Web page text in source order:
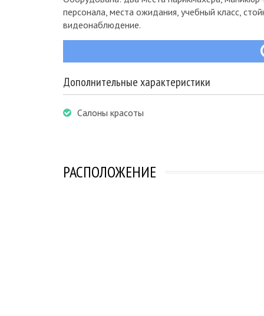
персонала, места ожидания, учебный класс,
видеонаблюдение.
Дополнительные характеристики
Салоны красоты
РАСПОЛОЖЕНИЕ